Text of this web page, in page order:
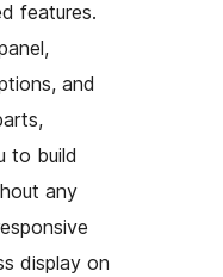
features.
and
to build
any
display on